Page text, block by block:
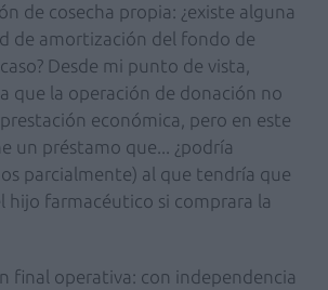
de cosecha propia: ¿existe alguna
de amortización del fondo de
Desde mi punto de vista,
que la operación de donación no
económica, pero en este
un préstamo que... ¿podría
parcialmente) al que tendría que
hijo farmacéutico si comprara la
final operativa: con independencia